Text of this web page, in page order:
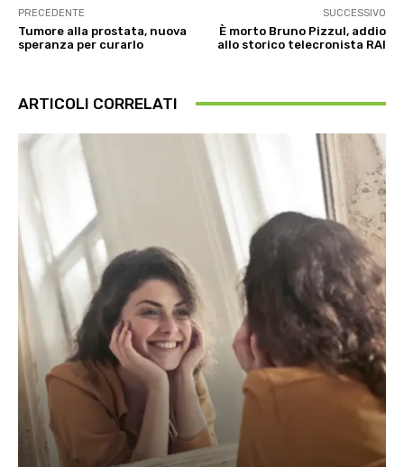
PRECEDENTE
Tumore alla prostata, nuova
speranza per curarlo
SUCCESSIVO
È morto Bruno Pizzul, addio
allo storico telecronista RAI
ARTICOLI CORRELATI